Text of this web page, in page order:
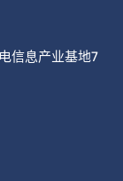
信息产业基地7